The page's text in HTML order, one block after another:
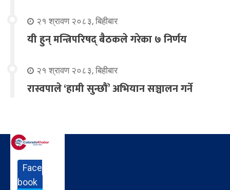
२१ श्रावण २०८३, बिहीबार
यी हुन् मन्त्रिपरिषद् बैठकले गरेका ७ निर्णय
२१ श्रावण २०८३, बिहीबार
रास्वपाले ‘हामी सुन्छौँ’ अभियान सञ्चालन गर्ने
Face
book